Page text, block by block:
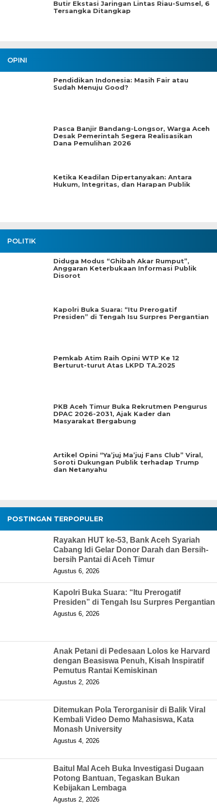
Butir Ekstasi Jaringan Lintas Riau-Sumsel, 6
Tersangka Ditangkap
OPINI
Pendidikan Indonesia: Masih Fair atau
Sudah Menuju Good?
Pasca Banjir Bandang-Longsor, Warga Aceh
Desak Pemerintah Segera Realisasikan
Dana Pemulihan 2026
Ketika Keadilan Dipertanyakan: Antara
Hukum, Integritas, dan Harapan Publik
POLITIK
Diduga Modus “Ghibah Akar Rumput”,
Anggaran Keterbukaan Informasi Publik
Disorot
Kapolri Buka Suara: “Itu Prerogatif
Presiden” di Tengah Isu Surpres Pergantian
Pemkab Atim Raih Opini WTP Ke 12
Berturut-turut Atas LKPD TA.2025
PKB Aceh Timur Buka Rekrutmen Pengurus
DPAC 2026-2031, Ajak Kader dan
Masyarakat Bergabung
Artikel Opini “Ya’juj Ma’juj Fans Club” Viral,
Soroti Dukungan Publik terhadap Trump
dan Netanyahu
POSTINGAN TERPOPULER
Rayakan HUT ke-53, Bank Aceh Syariah
Cabang Idi Gelar Donor Darah dan Bersih-
bersih Pantai di Aceh Timur
Agustus 6, 2026
Kapolri Buka Suara: “Itu Prerogatif
Presiden” di Tengah Isu Surpres Pergantian
Agustus 6, 2026
Anak Petani di Pedesaan Lolos ke Harvard
dengan Beasiswa Penuh, Kisah Inspiratif
Pemutus Rantai Kemiskinan
Agustus 2, 2026
Ditemukan Pola Terorganisir di Balik Viral
Kembali Video Demo Mahasiswa, Kata
Monash University
Agustus 4, 2026
Baitul Mal Aceh Buka Investigasi Dugaan
Potong Bantuan, Tegaskan Bukan
Kebijakan Lembaga
Agustus 2, 2026